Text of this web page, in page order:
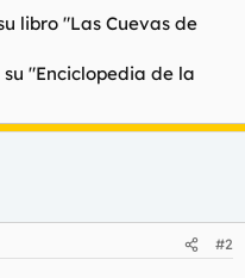
libro "Las Cuevas de
"Enciclopedia de la
#2